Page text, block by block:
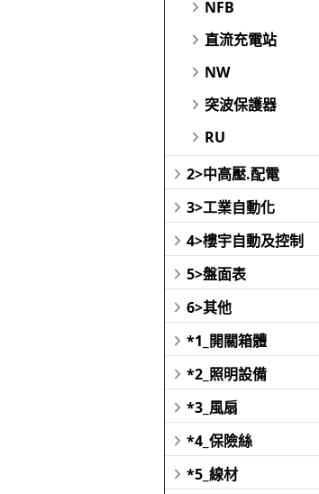
NFB
直流充電站
NW
突波保護器
RU
2>中高壓.配電
3>工業自動化
4>樓宇自動及控制
5>盤面表
6>其他
*1_開關箱體
*2_照明設備
*3_風扇
*4_保險絲
*5_線材